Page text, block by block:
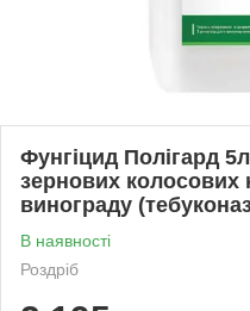
Фунгіцид Полігард
зернових колосових
винограду
В наявності
Роздріб